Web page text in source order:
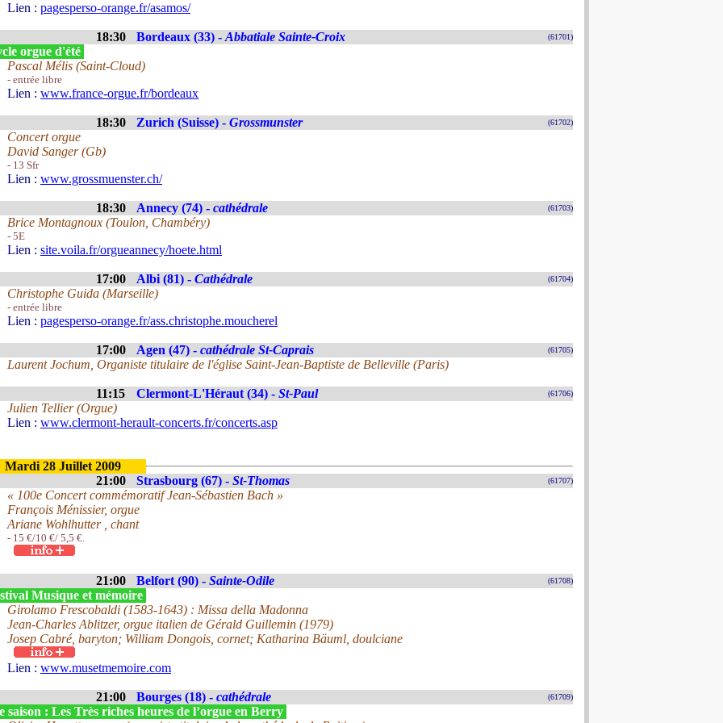
Lien : pagesperso-orange.fr/asamos/
18:30 Bordeaux (33) - Abbatiale Sainte-Croix (61701)
orgue d'été
Pascal Mélis (Saint-Cloud)
- entrée libre
Lien : www.france-orgue.fr/bordeaux
18:30 Zurich (Suisse) - Grossmunster (61702)
Concert orgue
David Sanger (Gb)
- 13 Sfr
Lien : www.grossmuenster.ch/
18:30 Annecy (74) - cathédrale (61703)
Brice Montagnoux (Toulon, Chambéry)
- 5E
Lien : site.voila.fr/orgueannecy/hoete.html
17:00 Albi (81) - Cathédrale (61704)
Christophe Guida (Marseille)
- entrée libre
Lien : pagesperso-orange.fr/ass.christophe.moucherel
17:00 Agen (47) - cathédrale St-Caprais (61705)
Laurent Jochum, Organiste titulaire de l'église Saint-Jean-Baptiste de Belleville (Paris)
11:15 Clermont-L'Héraut (34) - St-Paul (61706)
Julien Tellier (Orgue)
Lien : www.clermont-herault-concerts.fr/concerts.asp
Mardi 28 Juillet 2009
21:00
Strasbourg (67) - St-Thomas (61707)
« 100e Concert commémoratif Jean-Sébastien Bach »
François Ménissier, orgue
Ariane Wohlhutter , chant
- 15 €/10 €/ 5,5 €.
21:00 Belfort (90) - Sainte-Odile (61708)
Musique et mémoire
Girolamo Frescobaldi (1583-1643) : Missa della Madonna
Jean-Charles Ablitzer, orgue italien de Gérald Guillemin (1979)
Josep Cabré, baryton; William Dongois, cornet; Katharina Bäuml, doulciane
Lien : www.musetmemoire.com
21:00 Bourges (18) - cathédrale (61709)
saison : Les Très riches heures de l’orgue en Berry